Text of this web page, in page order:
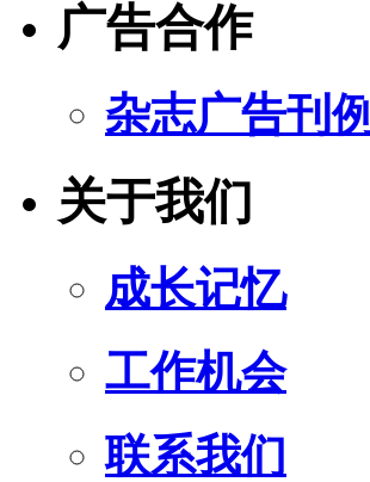
广告合作
杂志广告刊例
关于我们
成长记忆
工作机会
联系我们